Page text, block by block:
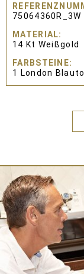
75064360R_3W
MATERIAL
14 Kt Weißgold
FARBSTEINE
1 London